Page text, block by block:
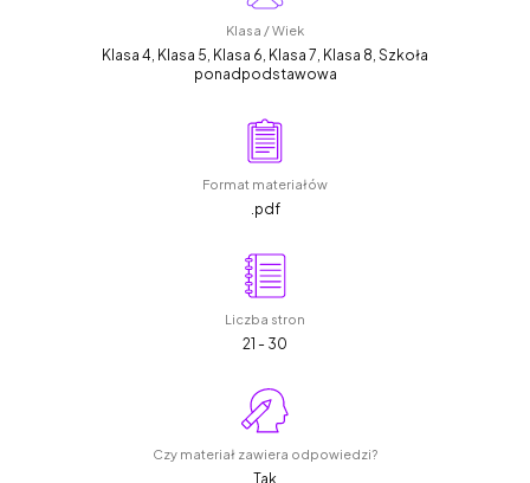
Klasa / Wiek
Klasa 4, Klasa 5, Klasa 6, Klasa 7, Klasa 8, Szkoła
ponadpodstawowa
Format materiałów
.pdf
Liczba stron
21 - 30
Czy materiał zawiera odpowiedzi?
Tak